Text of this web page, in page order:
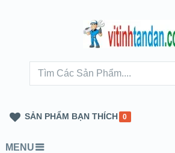
SẢN PHẨM BẠN THÍCH 0
MENU